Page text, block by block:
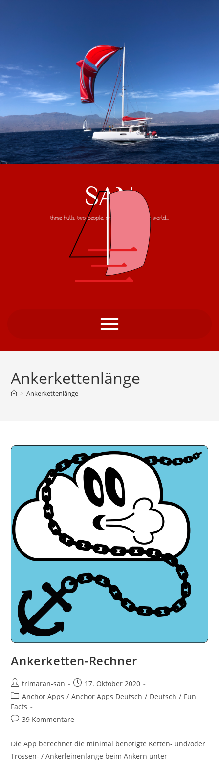
SAN
three hulls, two people, one trip around the world...
Ankerkettenlänge
> Ankerkettenlänge
Ankerketten-Rechner
trimaran-san
17. Oktober 2020
Anchor Apps / Anchor Apps Deutsch / Deutsch / Fun
Facts
39 Kommentare
Die App berechnet die minimal benötigte Ketten- und/oder
Trossen- / Ankerleinenlänge beim Ankern unter